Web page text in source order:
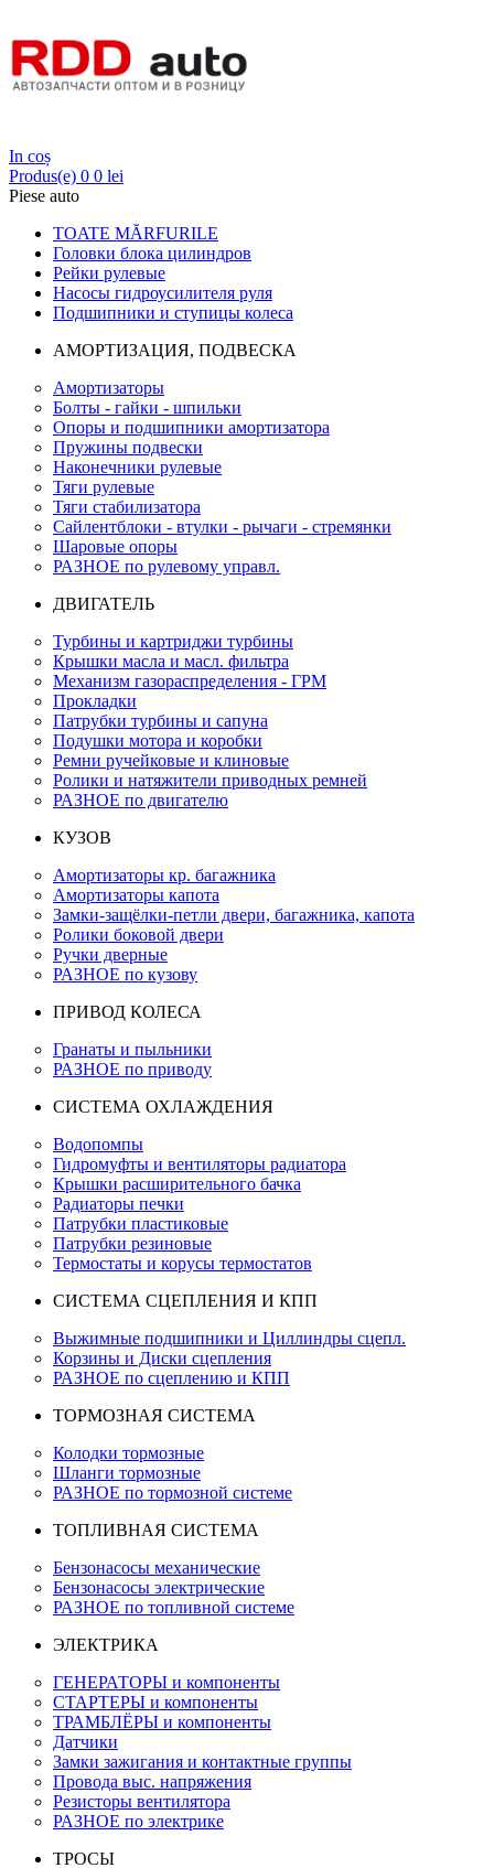
In coș
Produs(e) 0 0 lei
Piese auto
TOATE MĂRFURILE
Головки блока цилиндров
Рейки рулевые
Насосы гидроусилителя руля
Подшипники и ступицы колеса
АМОРТИЗАЦИЯ, ПОДВЕСКА
Амортизаторы
Болты - гайки - шпильки
Опоры и подшипники амортизатора
Пружины подвески
Наконечники рулевые
Тяги рулевые
Тяги стабилизатора
Сайлентблоки - втулки - рычаги - стремянки
Шаровые опоры
РАЗНОЕ по рулевому управл.
ДВИГАТЕЛЬ
Турбины и картриджи турбины
Крышки масла и масл. фильтра
Механизм газораспределения - ГРМ
Прокладки
Патрубки турбины и сапуна
Подушки мотора и коробки
Ремни ручейковые и клиновые
Ролики и натяжители приводных ремней
РАЗНОЕ по двигателю
КУЗОВ
Амортизаторы кр. багажника
Амортизаторы капота
Замки-защёлки-петли двери, багажника, капота
Ролики боковой двери
Ручки дверные
РАЗНОЕ по кузову
ПРИВОД КОЛЕСА
Гранаты и пыльники
РАЗНОЕ по приводу
СИСТЕМА ОХЛАЖДЕНИЯ
Водопомпы
Гидромуфты и вентиляторы радиатора
Крышки расширительного бачка
Радиаторы печки
Патрубки пластиковые
Патрубки резиновые
Термостаты и корусы термостатов
СИСТЕМА СЦЕПЛЕНИЯ И КПП
Выжимные подшипники и Циллиндры сцепл.
Корзины и Диски сцепления
РАЗНОЕ по сцеплению и КПП
ТОРМОЗНАЯ СИСТЕМА
Колодки тормозные
Шланги тормозные
РАЗНОЕ по тормозной системе
ТОПЛИВНАЯ СИСТЕМА
Бензонасосы механические
Бензонасосы электрические
РАЗНОЕ по топливной системе
ЭЛЕКТРИКА
ГЕНЕРАТОРЫ и компоненты
СТАРТЕРЫ и компоненты
ТРАМБЛЁРЫ и компоненты
Датчики
Замки зажигания и контактные группы
Провода выс. напряжения
Резисторы вентилятора
РАЗНОЕ по электрике
ТРОСЫ